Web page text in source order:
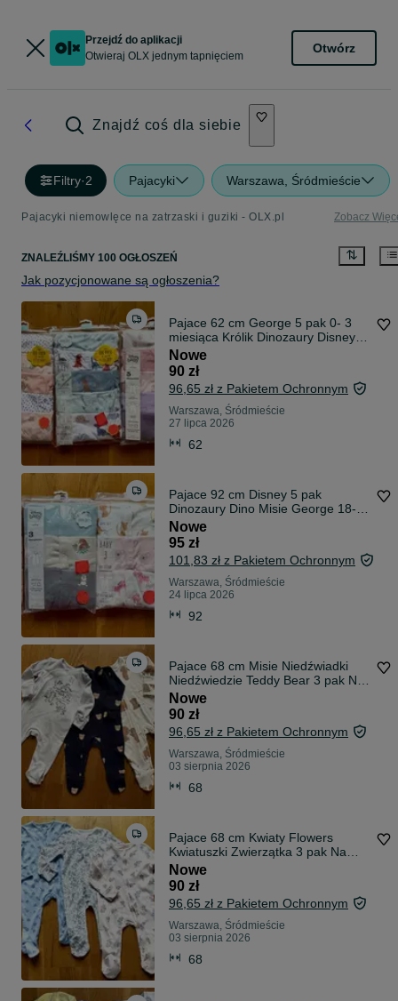
Przejdź do aplikacji
Otwieraj OLX jednym tapnięciem
Otwórz
Znajdź coś dla siebie
Filtry·2 Pajacyki Warszawa, Śródmieście
Pajacyki niemowlęce na zatrzaski i guziki - OLX.pl Zobacz
ZNALEŹLIŚMY 100 OGŁOSZEŃ
Jak pozycjonowane są ogłoszenia?
Pajace 62 cm George 5 pak 0- 3
miesiąca Królik Dinozaury Disney
Myszka
Nowe
90 zł
96,65 zł z Pakietem Ochronnym
Warszawa, Śródmieście
27 lipca 2026
62
Pajace 92 cm Disney 5 pak
Dinozaury Dino Misie George 18-
24 miesięcy
Nowe
95 zł
101,83 zł z Pakietem Ochronnym
Warszawa, Śródmieście
24 lipca 2026
92
Pajace 68 cm Misie Niedźwiadki
Niedźwiedzie Teddy Bear 3 pak Na
Suwak 3- 6 miesięcy George
RÓŻNE wzory Od 56 cm do 164
cm Pajacyki
Nowe
90 zł
96,65 zł z Pakietem Ochronnym
Warszawa, Śródmieście
03 sierpnia 2026
68
Pajace 68 cm Kwiaty Flowers
Kwiatuszki Zwierzątka 3 pak Na
Suwak 3- 6 miesięcy George
RÓŻNE wzory Od 56 cm do 164
cm Pajacyki
Nowe
90 zł
96,65 zł z Pakietem Ochronnym
Warszawa, Śródmieście
03 sierpnia 2026
68